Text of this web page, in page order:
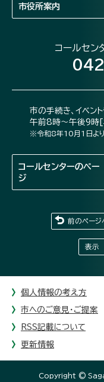
市役所案内
コールセン
市の手続き、イベン
午前8時～午後9時
※令和8年10月1日より
コールセンターのペー
ジ
前のページ
表示
個人情報の考え方
市へのご意見・ご提案
RSS記載について
更新情報
Copyright ©